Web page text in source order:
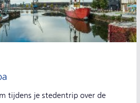
tijdens je stedentrip over de